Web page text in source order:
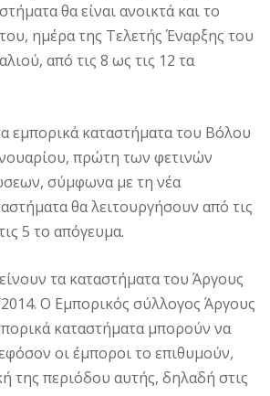
θα είναι ανοικτά και το
ημέρα της Τελετής Έναρξης του
από τις 8 ως τις 12 τα
εμπορικά καταστήματα του Βόλου
πρώτη των φετινών
σύμφωνα με τη νέα
θα λειτουργήσουν από τις
5 το απόγευμα.
τα καταστήματα του Άργους
Ο Εμπορικός σύλλογος Άργους
καταστήματα μπορούν να
οι έμποροι το επιθυμούν,
της περιόδου αυτής, δηλαδή στις